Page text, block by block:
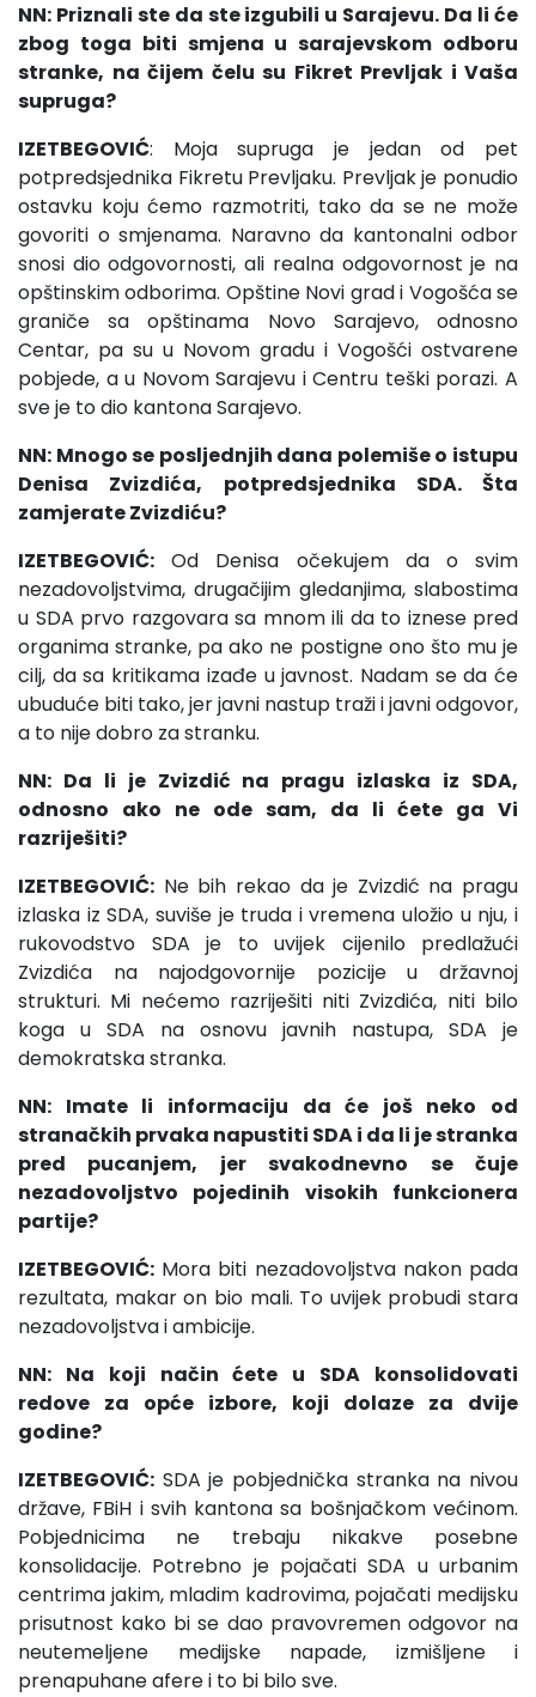
NN: Priznali ste da ste izgubili u Sarajevu. Da li će
zbog toga biti smjena u sarajevskom odboru
stranke, na čijem čelu su Fikret Prevljak i Vaša
supruga?
IZETBEGOVIĆ: Moja supruga je jedan od pet
potpredsjednika Fikretu Prevljaku. Prevljak je ponudio
ostavku koju ćemo razmotriti, tako da se ne može
govoriti o smjenama. Naravno da kantonalni odbor
snosi dio odgovornosti, ali realna odgovornost je na
opštinskim odborima. Opštine Novi grad i Vogošća se
graniče sa opštinama Novo Sarajevo, odnosno
Centar, pa su u Novom gradu i Vogošći ostvarene
pobjede, a u Novom Sarajevu i Centru teški porazi. A
sve je to dio kantona Sarajevo.
NN: Mnogo se posljednjih dana polemiše o istupu
Denisa Zvizdića, potpredsjednika SDA. Šta
zamjerate Zvizdiću?
IZETBEGOVIĆ: Od Denisa očekujem da o svim
nezadovoljstvima, drugačijim gledanjima, slabostima
u SDA prvo razgovara sa mnom ili da to iznese pred
organima stranke, pa ako ne postigne ono što mu je
cilj, da sa kritikama izađe u javnost. Nadam se da će
ubuduće biti tako, jer javni nastup traži i javni odgovor,
a to nije dobro za stranku.
NN: Da li je Zvizdić na pragu izlaska iz SDA,
odnosno ako ne ode sam, da li ćete ga Vi
razriješiti?
IZETBEGOVIĆ: Ne bih rekao da je Zvizdić na pragu
izlaska iz SDA, suviše je truda i vremena uložio u nju, i
rukovodstvo SDA je to uvijek cijenilo predlažući
Zvizdića na najodgovornije pozicije u državnoj
strukturi. Mi nećemo razriješiti niti Zvizdića, niti bilo
koga u SDA na osnovu javnih nastupa, SDA je
demokratska stranka.
NN: Imate li informaciju da će još neko od
stranačkih prvaka napustiti SDA i da li je stranka
pred pucanjem, jer svakodnevno se čuje
nezadovoljstvo pojedinih visokih funkcionera
partije?
IZETBEGOVIĆ: Mora biti nezadovoljstva nakon pada
rezultata, makar on bio mali. To uvijek probudi stara
nezadovoljstva i ambicije.
NN: Na koji način ćete u SDA konsolidovati
redove za opće izbore, koji dolaze za dvije
godine?
IZETBEGOVIĆ: SDA je pobjednička stranka na nivou
države, FBiH i svih kantona sa bošnjačkom većinom.
Pobjednicima ne trebaju nikakve posebne
konsolidacije. Potrebno je pojačati SDA u urbanim
centrima jakim, mladim kadrovima, pojačati medijsku
prisutnost kako bi se dao pravovremen odgovor na
neutemeljene medijske napade, izmišljene i
prenapuhane afere i to bi bilo sve.